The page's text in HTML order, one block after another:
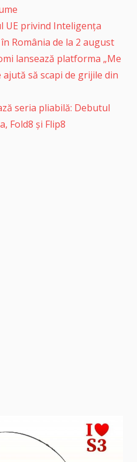
UE privind Inteligența
România de la 2 august
lansează platforma „Me
ajută să scapi de grijile din
seria pliabilă: Debutul
Fold8 și Flip8